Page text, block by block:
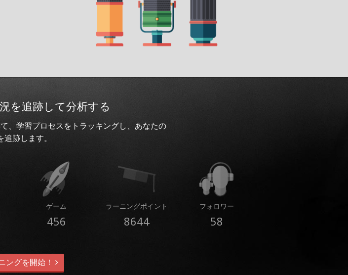
を追跡して分析する
、学習プロセスをトラッキングし、あなたの
追跡します。
ゲーム
456
ラーニングポイント
8644
フォロワー
58
ングを開始！